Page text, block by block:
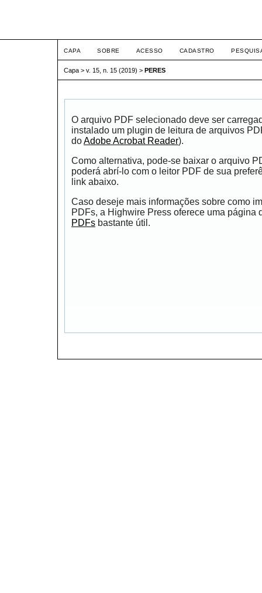
CAPA SOBRE ACESSO CADASTRO
Capa > v. 15, n. 15 (2019) > PERES
O arquivo PDF selecionado deve ser
instalado um plugin de leitura de arquivos
doAdobe Acrobat Reader).
Como alternativa, pode-se baixar o arquivo
poderá abrí-lo com o leitor PDF de sua
link abaixo.
Caso deseje mais informações sobre como
PDFs, a Highwire Press oferece uma página
PDFs bastante útil.